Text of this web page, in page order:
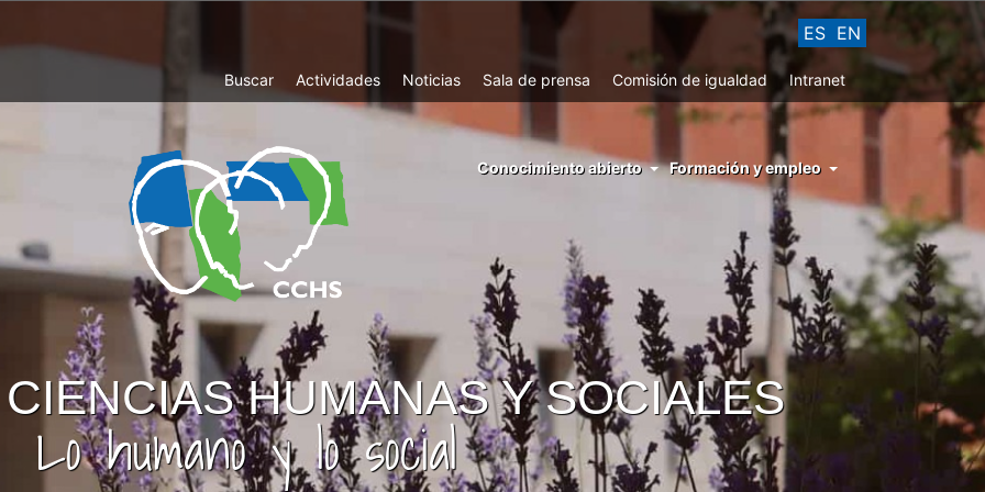
ES EN
Top
Menu
Buscar Actividades Noticias Sala de prensa Comisión de igualdad Intranet
menu
conocimiento
abierto
Conocimiento abierto Formación y empleo
HUMANAS Y SOCIALES
Lo humano y lo social